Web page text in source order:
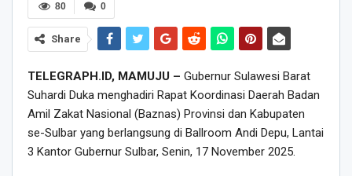
0
80
Share
TELEGRAPH.ID, MAMUJU – Gubernur Sulawesi Barat
Suhardi Duka menghadiri Rapat Koordinasi Daerah Badan
Amil Zakat Nasional (Baznas) Provinsi dan Kabupaten
se-Sulbar yang berlangsung di Ballroom Andi Depu, Lantai
3 Kantor Gubernur Sulbar, Senin, 17 November 2025.